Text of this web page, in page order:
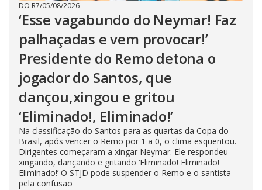
DO R7/05/08/2026
‘Esse vagabundo do Neymar! Faz
palhaçadas e vem provocar!’
Presidente do Remo detona o
jogador do Santos, que
dançou,xingou e gritou
‘Eliminado!, Eliminado!’
Na classificação do Santos para as quartas da Copa do
Brasil, após vencer o Remo por 1 a 0, o clima esquentou.
Dirigentes começaram a xingar Neymar. Ele respondeu
xingando, dançando e gritando ‘Eliminado! Eliminado!
Eliminado!’ O STJD pode suspender o Remo e o santista
pela confusão